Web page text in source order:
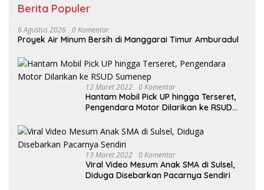
Berita Populer
6 Agustus 2026 0 Komentar
Proyek Air Minum Bersih di Manggarai Timur Amburadul
12 Maret 2022 0 Komentar
Hantam Mobil Pick UP hingga Terseret,
Pengendara Motor Dilarikan ke RSUD
13 Maret 2022 0 Komentar
Viral Video Mesum Anak SMA di Sulsel,
Diduga Disebarkan Pacarnya Sendiri